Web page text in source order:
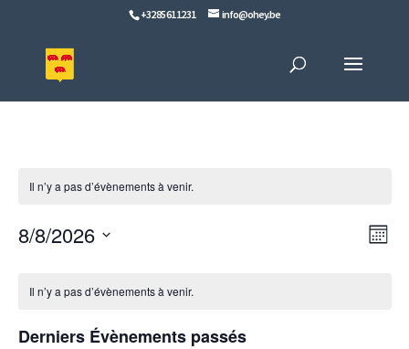
+32 85 61 12 31 info@ohey.be
Il n’y a pas d’évènements à venir.
par
de
Mois
8/8/2026
date.
de
Évènements
Il n’y a pas d’évènements à venir.
Derniers Évènements passés